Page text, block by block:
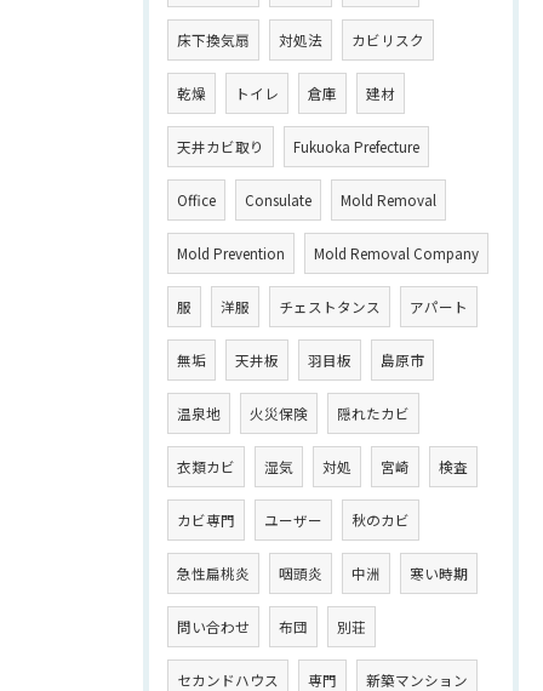
床下換気扇 対処法 カビリスク
乾燥 トイレ 倉庫 建材
天井カビ取り Fukuoka Prefecture
Office Consulate Mold Removal
Mold Prevention Mold Removal Company
服 洋服 チェストタンス アパート
無垢 天井板 羽目板 島原市
温泉地 火災保険 隠れたカビ
衣類カビ 湿気 対処 宮崎 検査
カビ専門 ユーザー 秋のカビ
急性扁桃炎 咽頭炎 中洲 寒い時期
問い合わせ 布団 別荘
セカンドハウス 専門 新築マンション